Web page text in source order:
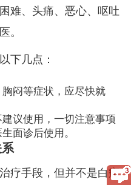
难、头痛、恶心、呕吐
。
下几点：
闷等症状，应尽快就
议使用，一切注意事项
面诊后使用。
疗手段，但并不是白癜